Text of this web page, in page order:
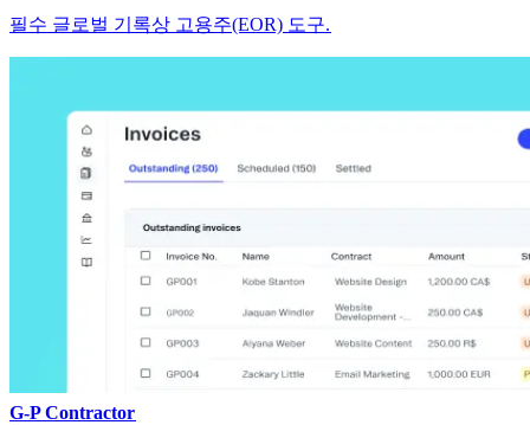
필수 글로벌 기록상 고용주(EOR) 도구.​​
G-P Contractor​​